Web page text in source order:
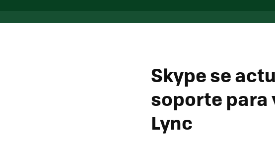
Skype se
soporte para
Lync